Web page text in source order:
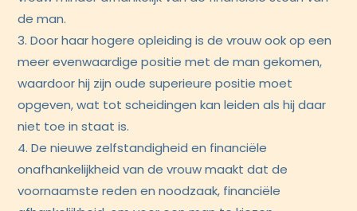
de man.
3. Door haar hogere opleiding is de vrouw ook op een
meer evenwaardige positie met de man gekomen,
waardoor hij zijn oude superieure positie moet
opgeven, wat tot scheidingen kan leiden als hij daar
niet toe in staat is.
4. De nieuwe zelfstandigheid en financiële
onafhankelijkheid van de vrouw maakt dat de
voornaamste reden en noodzaak, financiële